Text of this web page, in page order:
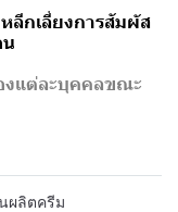
ลีกเลี่ยงการสัมผัส
แต่ละบุคคลขณะ
ผลิตครีม